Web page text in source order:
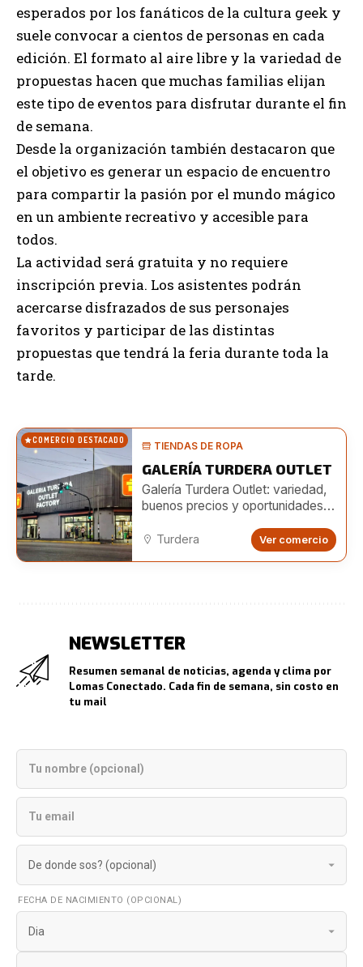
esperados por los fanáticos de la cultura geek y
suele convocar a cientos de personas en cada
edición. El formato al aire libre y la variedad de
propuestas hacen que muchas familias elijan
este tipo de eventos para disfrutar durante el fin
de semana.
Desde la organización también destacaron que
el objetivo es generar un espacio de encuentro
para compartir la pasión por el mundo mágico
en un ambiente recreativo y accesible para
todos.
La actividad será gratuita y no requiere
inscripción previa. Los asistentes podrán
acercarse disfrazados de sus personajes
favoritos y participar de las distintas
propuestas que tendrá la feria durante toda la
tarde.
COMERCIO DESTACADO TIENDAS DE ROPA
GALERÍA TURDERA OUTLET
Galería Turdera Outlet: variedad,
buenos precios y oportunidades
Turdera Ver comercio
NEWSLETTER
Resumen semanal de noticias, agenda y clima por
Lomas Conectado. Cada fin de semana, sin costo en
tu mail
FECHA DE NACIMIENTO (OPCIONAL)